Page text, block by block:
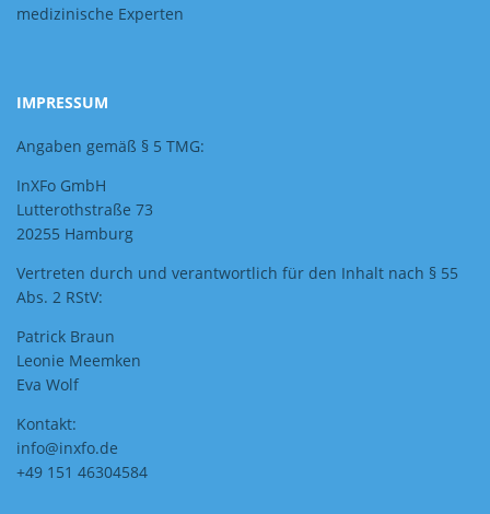
medizinische Experten
IMPRESSUM
Angaben gemäß § 5 TMG:
InXFo GmbH
Lutterothstraße 73
20255 Hamburg
Vertreten durch und verantwortlich für den Inhalt nach § 55
Abs. 2 RStV:
Patrick Braun
Leonie Meemken
Eva Wolf
Kontakt:
info@inxfo.de
+49 151 46304584